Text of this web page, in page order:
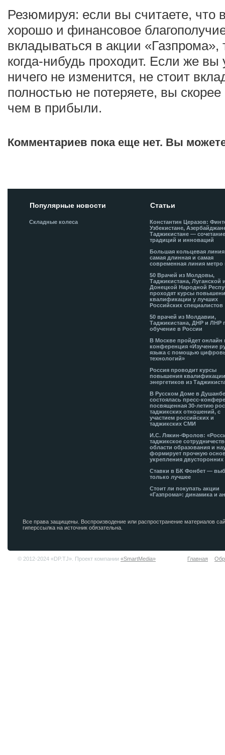
Резюмируя: если вы считаете, что
хорошо и финансовое
вкладываться в акции «Газпрома»,
когда-нибудь проходит. Если же
ничего не изменится, не стоит
полностью не потеряете, вы
чем в прибыли.
Комментариев пока еще нет. Вы
Популярные новости
Складные колеса
Статьи
Константин Церазов:
Узбекистане,
Таджикистане —
традиций и инноваций
Большая кольцевая
самая длинная и самая
современная линия метро
50 Врачей из Молдовы,
Таджикистана, Луганской
Донецкой Народной
проходят курсы
квалификации у лучших
Российских специалистов
50 врачей из Молдавии,
Таджикистана, ДНР и ЛНР
обучение в России
В Москве пройдет онлайн
конференция «Изучение
языка с помощью
технологий»
Россия проводит курсы
повышения
энергетиков из
В Русском Доме в
состоялась пресс-
посвященная 30-летию
таджикских отношений, с
участием российских и
таджикских СМИ
И.С. Лякин-Фролов:
таджикское
области образования и
формирует прочную
укрепления двусторонних
Ставки в БК Фонбет —
только лучшее
Стоит ли покупать акции
«Газпрома»: динамика и
Все права защищены. Воспроизводение или распространение материалов
гиперссылка на источник обязательна.
© 2012-2024 «DP.TJ». Проект компании «SmartMedia» Главная